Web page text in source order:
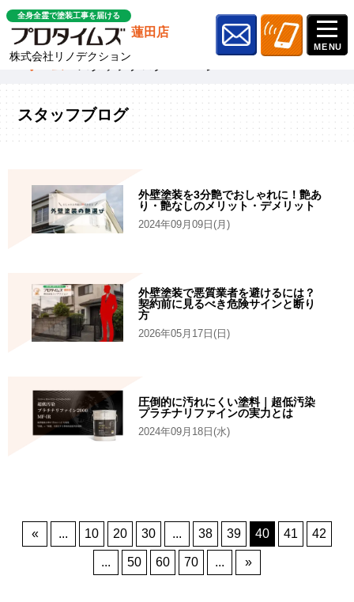
全身全霊で塗装工事を届ける
蓮田店
株式会社リノデクション
ホーム » スタッフブログ
スタッフブログ
外壁塗装を3分艶でおしゃれに！艶あ
り・艶なしのメリット・デメリット
2024年09月09日(月)
外壁塗装で悪質業者を避けるには？
契約前に見るべき危険サインと断り
方
2026年05月17日(日)
圧倒的に汚れにくい塗料｜超低汚染
プラチナリファインの実力とは
2024年09月18日(水)
« ... 10 20 30 ... 38 39 40 41 42
... 50 60 70 ... »